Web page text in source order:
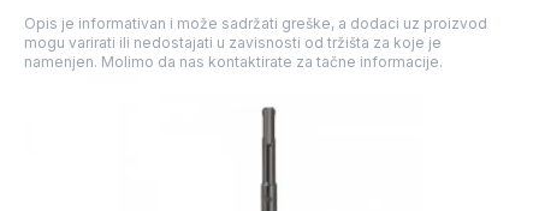
Opis je informativan i može sadržati greške, a dodaci uz proizvod
mogu varirati ili nedostajati u zavisnosti od tržišta za koje je
namenjen. Molimo da nas kontaktirate za tačne informacije.